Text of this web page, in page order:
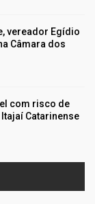
vereador Egídio
Câmara dos
com risco de
Catarinense